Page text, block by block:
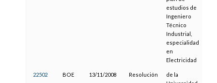
estudios de
Ingeniero
Técnico
Industrial,
especialidad
en
Electricidad
22502 BOE 13/11/2008 Resolución
de la